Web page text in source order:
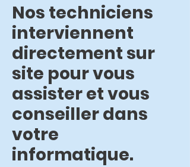
Nos techniciens
interviennent
directement sur
site pour vous
assister et vous
conseiller dans
votre
informatique.